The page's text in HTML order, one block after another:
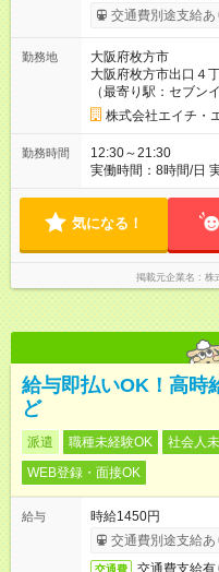
ます。 みなし残業代
月給25万円～40万円 ◎管理職候補は、月給28万円以上です。 ◎
間を超える時間外労
記金額は最低保証額
定します。 ※試用期
す。そのほかの条件
す。 【試用期間】試用期間あり 試用期間の長さ：3ヶ月 雇用形
態、給与は本採用時
交通費別途支給あ
勤務地
大阪府枚方市
大阪府枚方市出口４
（最寄り駅：セブン
号線沿い。 光善寺駅
株式会社エイチ・
勤務時間
12:30～21:30
実働時間：8時間/日
気になる！
掲載元企業名 株
給与即払いOK！高時
ど
派遣 職種未経験OK 社会人
WEB登録・面接OK
給与
時給1450円
交通費別途支給あ
交通費 交通費支給有